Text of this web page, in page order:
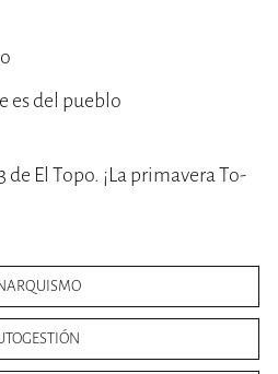
es del pueblo
El Topo. ¡La primavera To-